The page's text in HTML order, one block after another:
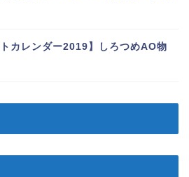
トカレンダー2019】しろつめAO物